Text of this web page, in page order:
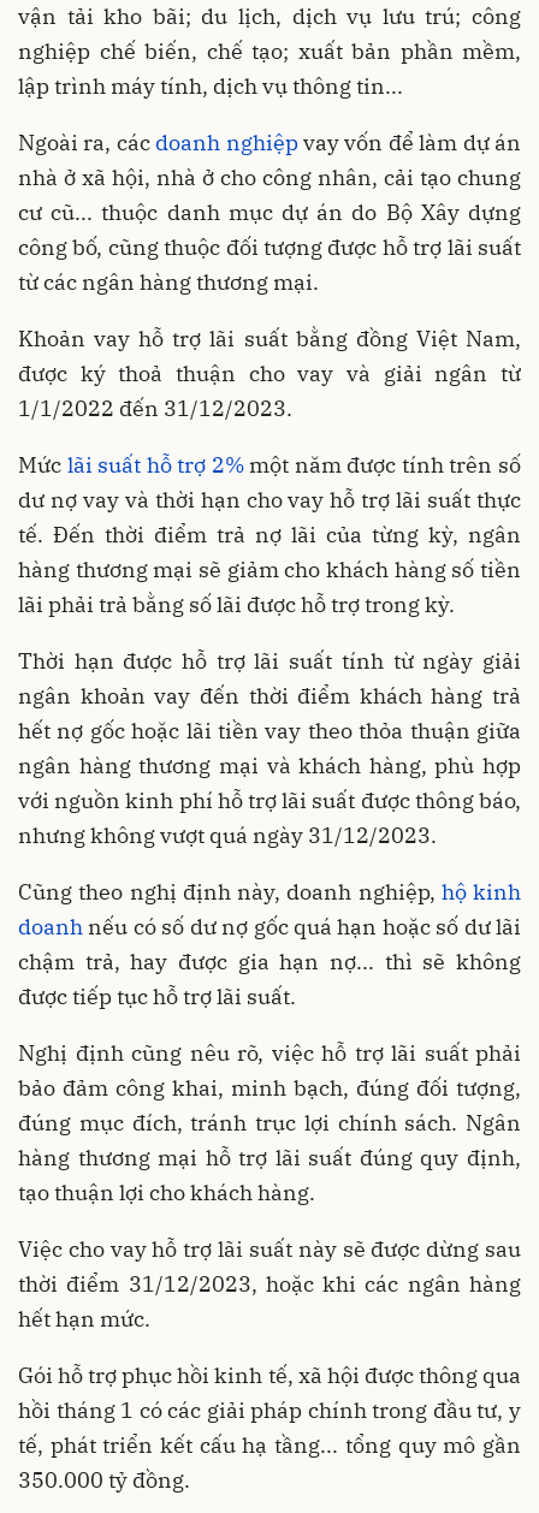
vận tải kho bãi; du lịch, dịch vụ lưu trú; công
nghiệp chế biến, chế tạo; xuất bản phần mềm,
lập trình máy tính, dịch vụ thông tin...
Ngoài ra, các doanh nghiệpvay vốn để làm dự án
nhà ở xã hội, nhà ở cho công nhân, cải tạo chung
cư cũ... thuộc danh mục dự án do Bộ Xây dựng
công bố, cũng thuộc đối tượng được hỗ trợ lãi suất
từ các ngân hàng thương mại.
Khoản vay hỗ trợ lãi suất bằng đồng Việt Nam,
được ký thoả thuận cho vay và giải ngân từ
1/1/2022 đến 31/12/2023.
Mức lãi suất hỗ trợ 2%một năm được tính trên số
dư nợ vay và thời hạn cho vay hỗ trợ lãi suất thực
tế. Đến thời điểm trả nợ lãi của từng kỳ, ngân
hàng thương mại sẽ giảm cho khách hàng số tiền
lãi phải trả bằng số lãi được hỗ trợ trong kỳ.
Thời hạn được hỗ trợ lãi suất tính từ ngày giải
ngân khoản vay đến thời điểm khách hàng trả
hết nợ gốc hoặc lãi tiền vay theo thỏa thuận giữa
ngân hàng thương mại và khách hàng, phù hợp
với nguồn kinh phí hỗ trợ lãi suất được thông báo,
nhưng không vượt quá ngày 31/12/2023.
Cũng theo nghị định này, doanh nghiệp, hộ kinh
doanh nếu có số dư nợ gốc quá hạn hoặc số dư lãi
chậm trả, hay được gia hạn nợ... thì sẽ không
được tiếp tục hỗ trợ lãi suất.
Nghị định cũng nêu rõ, việc hỗ trợ lãi suất phải
bảo đảm công khai, minh bạch, đúng đối tượng,
đúng mục đích, tránh trục lợi chính sách. Ngân
hàng thương mại hỗ trợ lãi suất đúng quy định,
tạo thuận lợi cho khách hàng.
Việc cho vay hỗ trợ lãi suất này sẽ được dừng sau
thời điểm 31/12/2023, hoặc khi các ngân hàng
hết hạn mức.
Gói hỗ trợ phục hồi kinh tế, xã hội được thông qua
hồi tháng 1 có các giải pháp chính trong đầu tư, y
tế, phát triển kết cấu hạ tầng... tổng quy mô gần
350.000 tỷ đồng.